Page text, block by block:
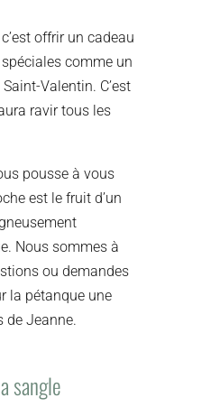
c’est offrir un cadeau
comme un
Valentin. C’est
ravir tous les
pousse à vous
est le fruit d’un
Nous sommes à
ou demandes
la pétanque une
de Jeanne.
sangle